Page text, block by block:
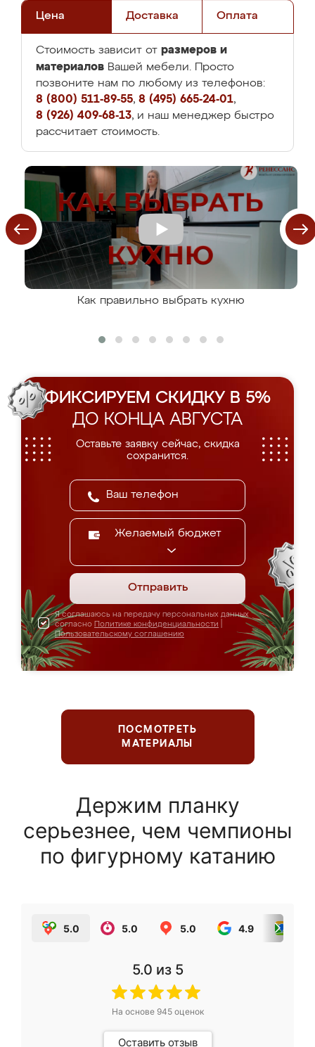
Цена Доставка Оплата
Стоимость зависит от размеров и
материалов Вашей мебели. Просто
позвоните нам по любому из телефонов:
8 (800) 511-89-55, 8 (495) 665-24-01,
8 (926) 409-68-13, и наш менеджер быстро
рассчитает стоимость.
Как правильно выбрать кухню
ФИКСИРУЕМ СКИДКУ В 5%
ДО КОНЦА АВГУСТА
Оставьте заявку сейчас, скидка
сохранится.
Желаемый бюджет
Отправить
Я соглашаюсь на передачу персональных данных
согласно Политике конфиденциальности
Пользовательскому соглашению
ПОСМОТРЕТЬ
МАТЕРИАЛЫ
Держим планку
серьезнее, чем чемпионы
по фигурному катанию
5.0 5.0 5.0 4.9
5.0 из 5
На основе 945оценок
Оставить отзыв